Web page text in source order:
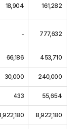
18,904 161,282
- 777,632
66,186 453,710
30,000 240,000
433 55,654
8,922,180